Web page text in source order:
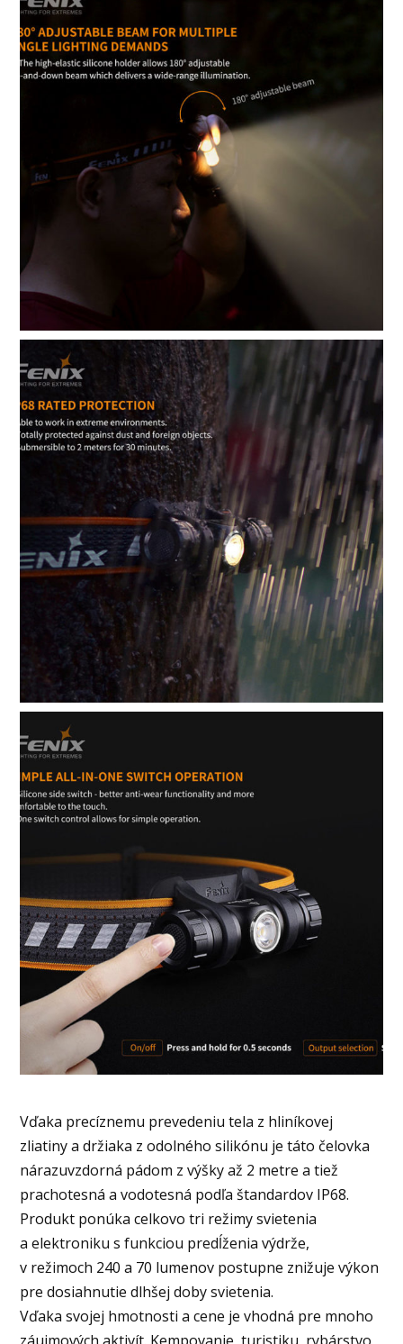
Vďaka precíznemu prevedeniu tela z hliníkovej
zliatiny a držiaka z odolného silikónu je táto čelovka
nárazuvzdorná pádom z výšky až 2 metre a tiež
prachotesná a vodotesná podľa štandardov IP68.
Produkt ponúka celkovo tri režimy svietenia
a elektroniku s funkciou predĺženia výdrže,
v režimoch 240 a 70 lumenov postupne znižuje výkon
pre dosiahnutie dlhšej doby svietenia.
Vďaka svojej hmotnosti a cene je vhodná pre mnoho